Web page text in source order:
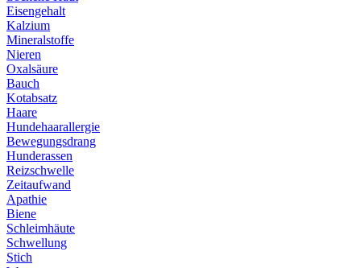
Eisengehalt
Kalzium
Mineralstoffe
Nieren
Oxalsäure
Bauch
Kotabsatz
Haare
Hundehaarallergie
Bewegungsdrang
Hunderassen
Reizschwelle
Zeitaufwand
Apathie
Biene
Schleimhäute
Schwellung
Stich